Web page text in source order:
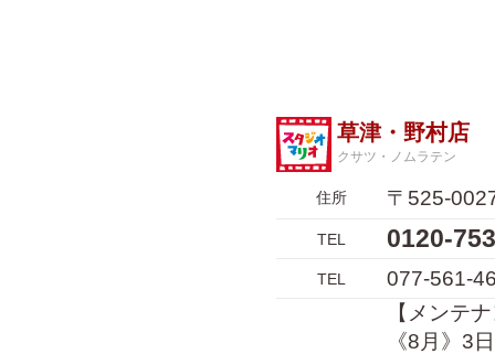
草津・野村店
クサツ・ノムラテン
住所 〒525-
TEL 0120-
TEL 077-561-
【メンテ
《8月》3